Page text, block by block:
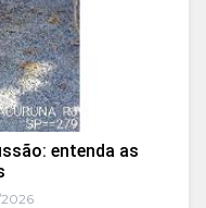
entenda as